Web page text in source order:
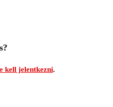
kell jelentkezni.